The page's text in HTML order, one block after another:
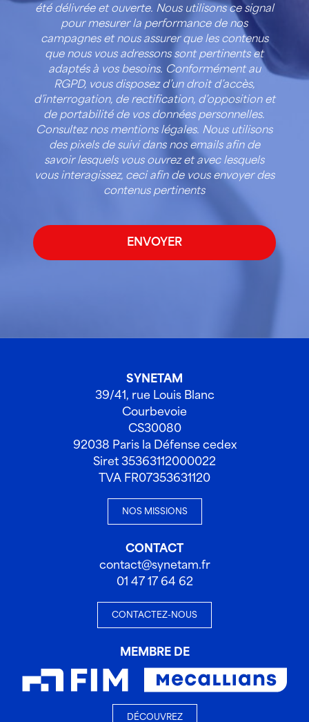
été délivrée et ouverte. Nous utilisons ce signal
pour mesurer la performance de nos
campagnes et nous assurer que les contenus
que nous vous adressons sont pertinents et
adaptés à vos besoins. Conformément au
RGPD, vous disposez d’un droit d’accès,
d’interrogation, de rectification, d’opposition et
de portabilité de vos données personnelles.
Consultez nos mentions légales. Nous utilisons
des pixels de suivi dans nos emails afin de
savoir lesquels vous ouvrez et avec lesquels
vous interagissez, ceci afin de vous envoyer des
contenus pertinents
SYNETAM
39/41, rue Louis Blanc
Courbevoie
CS30080
92038 Paris la Défense cedex
Siret 35363112000022
TVA FR07353631120
NOS MISSIONS
CONTACT
contact@synetam.fr
01 47 17 64 62
CONTACTEZ-NOUS
MEMBRE DE
DÉCOUVREZ